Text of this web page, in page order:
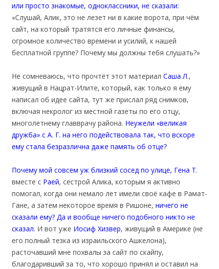
или просто знакомые, одноклассники, не сказали:
«Слушай, Алик, это не лезет ни в какие ворота, при чём
сайт, на который тратятся его личные финансы,
огромное количество времени и усилий, к нашей
бесплатной группе? Почему мы должны тебя слушать?»
Не сомневаюсь, что прочтёт этот материал Саша Л.,
живущий в Нацрат-Илите, который, как только я ему
написал об идее сайта, тут же прислал ряд снимков,
включая некролог из местной газеты по его отцу,
многолетнему главврачу района. Неужели «великая
дружба» с А. Г. на него подействовала так, что вскоре
ему стала безразлична даже память об отце?
Почему мой совсем уж близкий сосед по улице, Гена Т.
вместе с Раей, сестрой Алика, которым я активно
помогал, когда они немало лет имели своё кафе в Рамат-
Гане, а затем некоторое время в Ришоне, ничего не
сказали ему? Да и вообще ничего подобного никто не
сказал. И вот уже Иосиф Хизвер, живущий в Америке (не
его полный тезка из израильского Ашкелона),
расточавший мне похвалы за сайт по скайпу,
благодаривший за то, что хорошо принял и оставил на